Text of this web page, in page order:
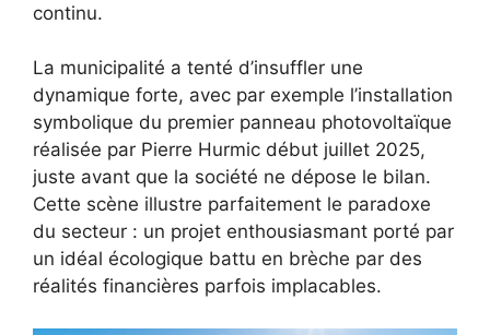
continu.
La municipalité a tenté d’insuffler une
dynamique forte, avec par exemple l’installation
symbolique du premier panneau photovoltaïque
réalisée par Pierre Hurmic début juillet 2025,
juste avant que la société ne dépose le bilan.
Cette scène illustre parfaitement le paradoxe
du secteur : un projet enthousiasmant porté par
un idéal écologique battu en brèche par des
réalités financières parfois implacables.